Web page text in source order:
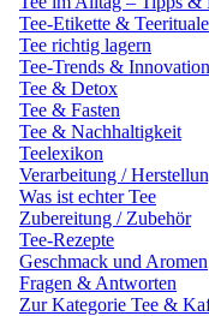
Tee-Etikette &
Tee richtig lagern
Tee-Trends &
Tee & Detox
Tee & Fasten
Tee & Nachhaltigkeit
Teelexikon
Verarbeitung /
Was ist echter Tee
Zubereitung / Zubehör
Tee-Rezepte
Geschmack und Aromen
Fragen & Antworten
Zur Kategorie Tee &